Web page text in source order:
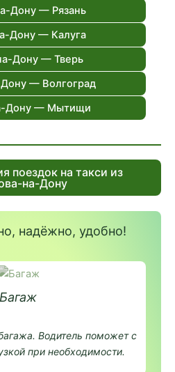
Дону — Рязань
Дону — Калуга
Дону — Тверь
— Волгоград
Дону — Мытищи
поездок на такси из
на-Дону
надёжно, удобно!
Багаж
Водитель поможет с
при необходимости.